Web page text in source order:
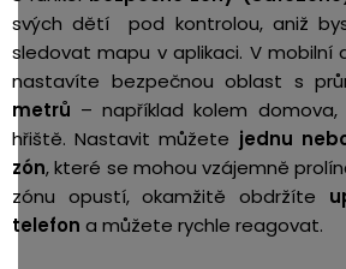
svých dětí pod kontrolou, aniž
sledovat mapu v aplikaci. V mobilní
nastavíte bezpečnou oblast s
metrů – například kolem domova,
hřiště. Nastavit můžete jednu
zón, které se mohou vzájemně
zónu opustí, okamžitě obdržíte
telefon a můžete rychle reagovat.